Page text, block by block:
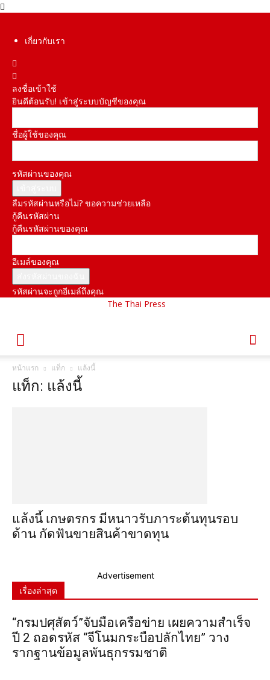
เกี่ยวกับเรา
ลงชื่อเข้าใช้
ยินดีต้อนรับ! เข้าสู่ระบบบัญชีของคุณ
ชื่อผู้ใช้ของคุณ
รหัสผ่านของคุณ
ลืมรหัสผ่านหรือไม่? ขอความช่วยเหลือ
กู้คืนรหัสผ่าน
กู้คืนรหัสผ่านของคุณ
อีเมล์ของคุณ
รหัสผ่านจะถูกอีเมล์ถึงคุณ
The Thai Press
หน้าแรก แท็ก แล้งนี้
แท็ก: แล้งนี้
แล้งนี้ เกษตรกร มีหนาวรับภาระต้นทุนรอบ
ด้าน กัดฟันขายสินค้าขาดทุน
Advertisement
เรื่องล่าสุด
“กรมปศุสัตว์”จับมือเครือข่าย เผยความสำเร็จ
ปี 2 ถอดรหัส “จีโนมกระบือปลักไทย” วาง
รากฐานข้อมูลพันธุกรรมชาติ